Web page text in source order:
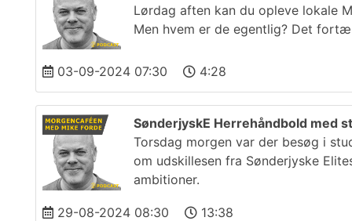
Lørdag aften kan du opleve lokale
Men hvem er de egentlig? Det
03-09-2024 07:30 4:28
SønderjyskE Herrehåndbold med
Torsdag morgen var der besøg i
om udskillesen fra Sønderjyske
ambitioner.
29-08-2024 08:30 13:38